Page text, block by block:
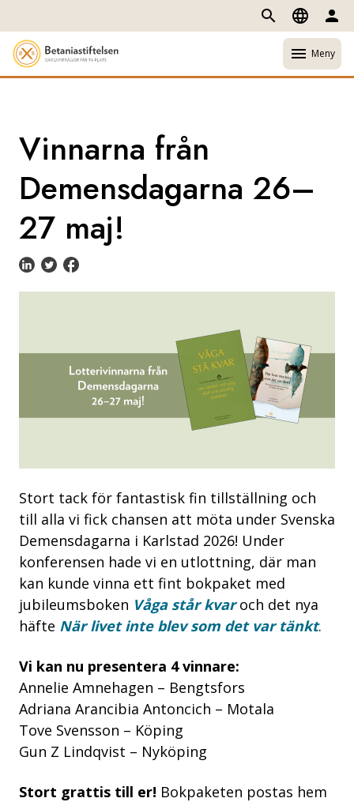
search language
person
menu Meny
Vinnarna från
Demensdagarna 26–
27 maj!
Stort tack för fantastisk fin tillställning och
till alla vi fick chansen att möta under Svenska
Demensdagarna i Karlstad 2026! Under
konferensen hade vi en utlottning, där man
kan kunde vinna ett fint bokpaket med
jubileumsboken Våga står kvaroch det nya
häfte När livet inte blev som det var tänkt.
Vi kan nu presentera 4 vinnare:
Annelie Amnehagen – Bengtsfors
Adriana Arancibia Antoncich – Motala
Tove Svensson – Köping
Gun Z Lindqvist – Nyköping
Stort grattis till er! Bokpaketen postas hem